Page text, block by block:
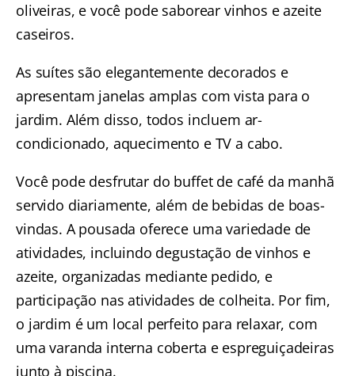
oliveiras, e você pode saborear vinhos e azeite
caseiros.
As suítes são elegantemente decorados e
apresentam janelas amplas com vista para o
jardim. Além disso, todos incluem ar-
condicionado, aquecimento e TV a cabo.
Você pode desfrutar do buffet de café da manhã
servido diariamente, além de bebidas de boas-
vindas. A pousada oferece uma variedade de
atividades, incluindo degustação de vinhos e
azeite, organizadas mediante pedido, e
participação nas atividades de colheita. Por fim,
o jardim é um local perfeito para relaxar, com
uma varanda interna coberta e espreguiçadeiras
junto à piscina.